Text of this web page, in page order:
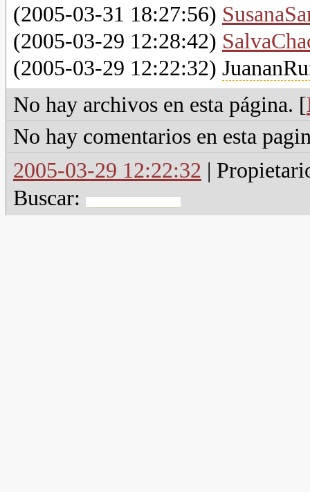
(2005-03-31 18:27:56)
(2005-03-29 12:28:42)
(2005-03-29 12:22:32)
No hay archivos en esta página. [
No hay comentarios en esta
2005-03-29 12:22:32 |
Buscar: